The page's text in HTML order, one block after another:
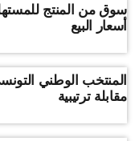
سوق من المنتج
أسعار البيع
المنتخب الوطني
مقابلة ترتيبية